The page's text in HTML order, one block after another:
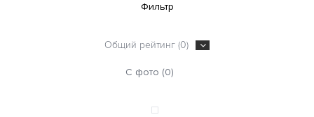
Фильтр
Общий рейтинг (0)
С фото (0)